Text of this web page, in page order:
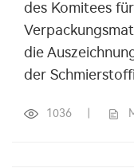
des Komitees
die
der
1036